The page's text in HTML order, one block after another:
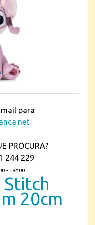
mail para
PROCURA?
244 229
- 18h00
Stitch
20cm